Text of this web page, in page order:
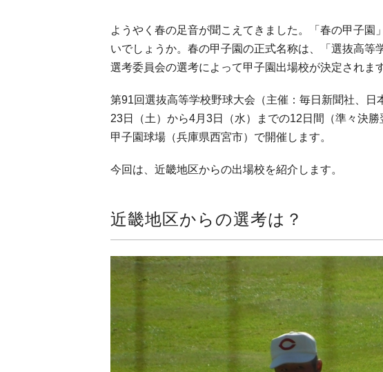
ようやく春の足音が聞こえてきました。「春の甲子園
いでしょうか。春の甲子園の正式名称は、「選抜高等
選考委員会の選考によって甲子園出場校が決定されます
第91回選抜高等学校野球大会（主催：毎日新聞社、日
23日（土）から4月3日（水）までの12日間（準々決
甲子園球場（兵庫県西宮市）で開催します。
今回は、近畿地区からの出場校を紹介します。
近畿地区からの選考は？